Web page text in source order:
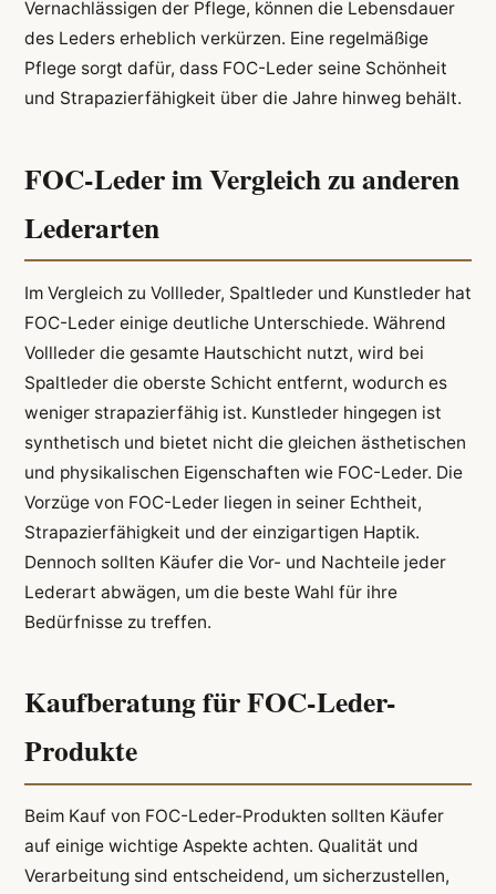
Vernachlässigen der Pflege, können die Lebensdauer
des Leders erheblich verkürzen. Eine regelmäßige
Pflege sorgt dafür, dass FOC-Leder seine Schönheit
und Strapazierfähigkeit über die Jahre hinweg behält.
FOC-Leder im Vergleich zu anderen
Lederarten
Im Vergleich zu Vollleder, Spaltleder und Kunstleder hat
FOC-Leder einige deutliche Unterschiede. Während
Vollleder die gesamte Hautschicht nutzt, wird bei
Spaltleder die oberste Schicht entfernt, wodurch es
weniger strapazierfähig ist. Kunstleder hingegen ist
synthetisch und bietet nicht die gleichen ästhetischen
und physikalischen Eigenschaften wie FOC-Leder. Die
Vorzüge von FOC-Leder liegen in seiner Echtheit,
Strapazierfähigkeit und der einzigartigen Haptik.
Dennoch sollten Käufer die Vor- und Nachteile jeder
Lederart abwägen, um die beste Wahl für ihre
Bedürfnisse zu treffen.
Kaufberatung für FOC-Leder-
Produkte
Beim Kauf von FOC-Leder-Produkten sollten Käufer
auf einige wichtige Aspekte achten. Qualität und
Verarbeitung sind entscheidend, um sicherzustellen,